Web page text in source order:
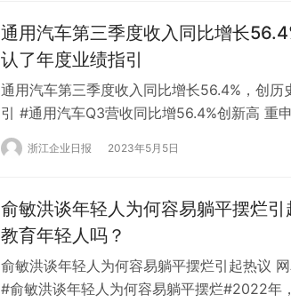
通用汽车第三季度收入同比增长
认了年度业绩指引
通用汽车第三季度收入同比增长56.4%，创历
引 #通用汽车Q3营收同比增56.4%创新高 重
(36.41，0.69，1.93%)(通用汽车。美国)10月
财报显示，通用汽车第三季度营收达到创纪
浙江企业日报 2023年5月5日
俞敏洪谈年轻人为何容易躺平摆烂
教育年轻人吗？
俞敏洪谈年轻人为何容易躺平摆烂引起热议
#俞敏洪谈年轻人为何容易躺平摆烂#2022年